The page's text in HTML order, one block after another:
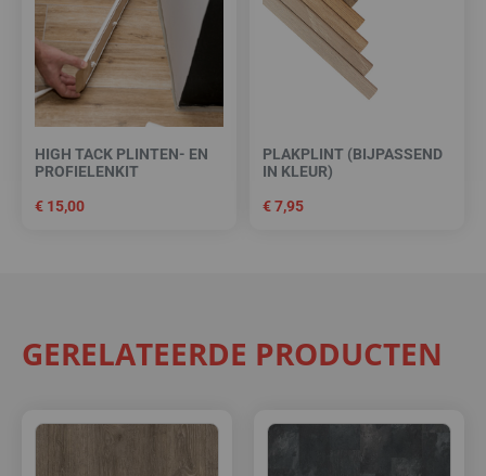
HIGH TACK PLINTEN- EN
PROFIELENKIT
€ 15,00
PLAKPLINT (BIJPASSEND
IN KLEUR)
€7,95
GERELATEERDE PRODUCTEN